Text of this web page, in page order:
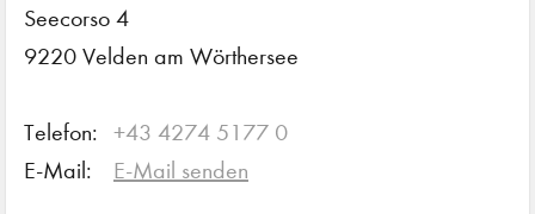
Seecorso 4
9220 Velden am Wörthersee
Telefon:
+43 4274 5177 0
E-Mail:
E-Mail senden